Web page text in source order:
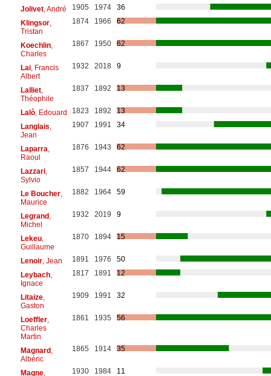
Jolivet, André 1905 1974
36
Klingsor,
Tristan
1874 1966 62
Koechlin,
Charles
1867 1950 62
Lai, Francis
Albert
1932 2018 9
Lalliet,
Théophile
1837 1892 13
Lalò, Edouard 1823 1892
13
Langlais
Jean
1907 1991 34
Laparra
Raoul
1876 1943 62
Lazzari,
Sylvio
1857 1944 62
Le Boucher,
Maurice
1882 1964 59
Legrand,
Michel
1932 2019 9
Lekeu,
Guillaume
1870 1894 15
Lenoir, Jean 1891 1976
50
Leybach,
Ignace
1817 1891 12
Litaize,
Gaston
1909 1991 32
Loeffler,
Charles
Martin
1861 1935 56
Magnard,
Albéric
1865 1914 35
Magne,
1930 1984 11